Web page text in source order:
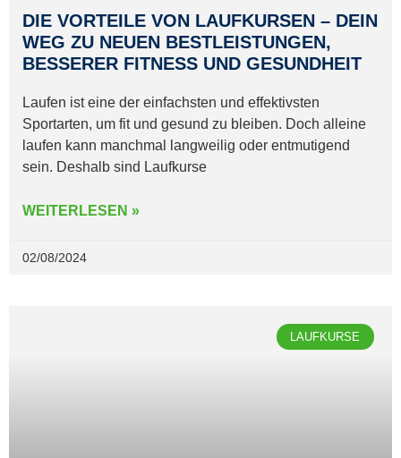
DIE VORTEILE VON LAUFKURSEN – DEIN
WEG ZU NEUEN BESTLEISTUNGEN,
BESSERER FITNESS UND GESUNDHEIT
Laufen ist eine der einfachsten und effektivsten
Sportarten, um fit und gesund zu bleiben. Doch alleine
laufen kann manchmal langweilig oder entmutigend
sein. Deshalb sind Laufkurse
WEITERLESEN »
02/08/2024
LAUFKURSE